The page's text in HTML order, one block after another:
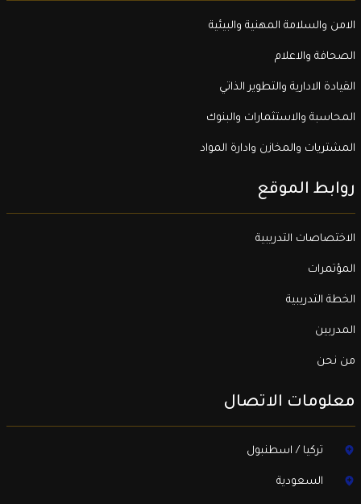
الامن والسلامة المهنية والبيئية
الصحافة والاعلام
القيادة الادارية والتطوير الذاتي
المحاسبة والاستثمارات والبنوك
المشتريات والمخازن وادارة المواد
روابط الموقع
الاختصاصات التدريبية
المؤتمرات
الخطة التدريبية
المدربين
من نحن
معلومات الاتصال
تركيا / اسطنبول
السعودية